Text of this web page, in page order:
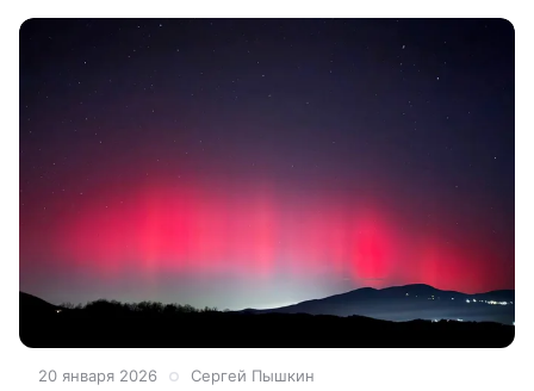
20 января 2026 Сергей Пышкин